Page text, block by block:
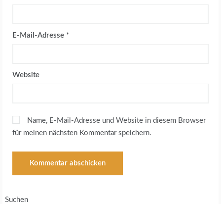
E-Mail-Adresse *
Website
Name, E-Mail-Adresse und Website in diesem Browser
für meinen nächsten Kommentar speichern.
Suchen